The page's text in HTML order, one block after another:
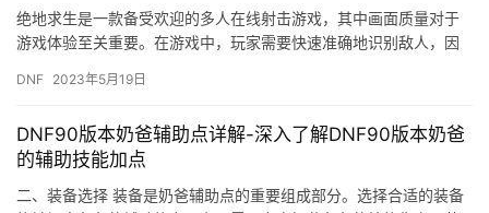
绝地求生是一款备受欢迎的多人在线射击游戏，其中画面质量对于
游戏体验至关重要。在游戏中，玩家需要快速准确地识别敌人，因
介绍一…
DNF 2023年5月19日
DNF90版本奶爸辅助点详解-深入了解DNF90版本奶爸
的辅助技能加点
二、装备选择 装备是奶爸辅助点的重要组成部分。选择合适的装备